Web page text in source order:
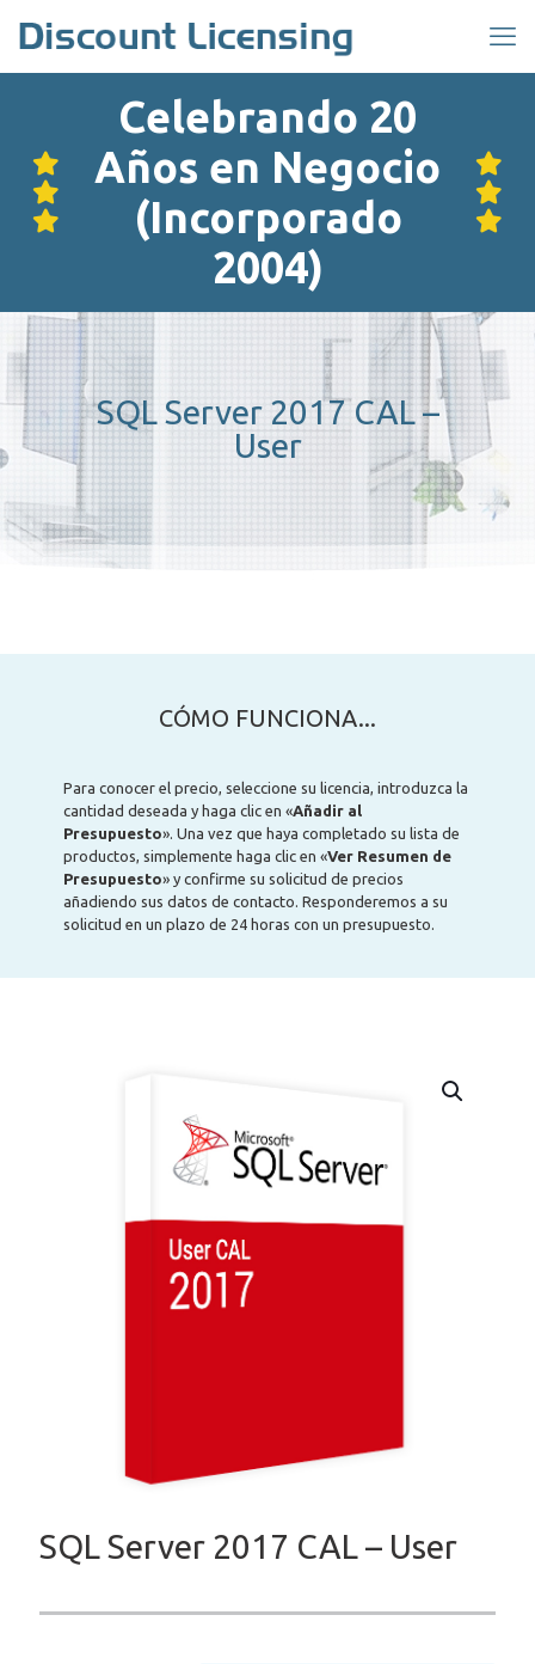
Celebrando 20
Años en Negocio
(Incorporado
2004)
SQL Server 2017 CAL –
User
CÓMO FUNCIONA...
Para conocer el precio, seleccione su licencia, introduzca la
cantidad deseada y haga clic en «Añadir al
Presupuesto». Una vez que haya completado su lista de
productos, simplemente haga clic en «Ver Resumen de
Presupuesto» y confirme su solicitud de precios
añadiendo sus datos de contacto. Responderemos a su
solicitud en un plazo de 24 horas con un presupuesto.
SQL Server 2017 CAL – User